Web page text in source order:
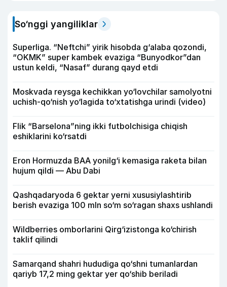
So‘nggi yangiliklar
Superliga. “Neftchi” yirik hisobda g‘alaba qozondi,
“OKMK” super kambek evaziga “Bunyodkor”dan
ustun keldi, “Nasaf” durang qayd etdi
Moskvada reysga kechikkan yo‘lovchilar samolyotni
uchish-qo‘nish yo‘lagida to‘xtatishga urindi (video)
Flik “Barselona”ning ikki futbolchisiga chiqish
eshiklarini ko‘rsatdi
Eron Hormuzda BAA yonilg‘i kemasiga raketa bilan
hujum qildi — Abu Dabi
Qashqadaryoda 6 gektar yerni xususiylashtirib
berish evaziga 100 mln so‘m so‘ragan shaxs ushlandi
Wildberries omborlarini Qirg‘izistonga ko‘chirish
taklif qilindi
Samarqand shahri hududiga qo‘shni tumanlardan
qariyb 17,2 ming gektar yer qo‘shib beriladi